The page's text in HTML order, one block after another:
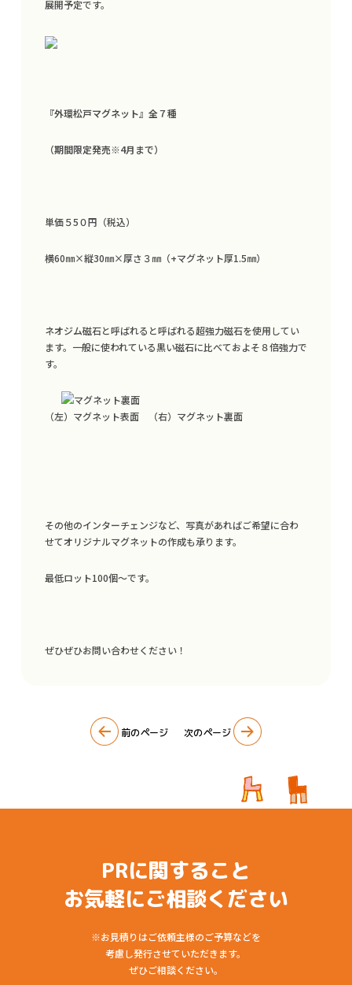
TOP
ブランディング・SDGs PR支援
サイン・看板
著作権について
展開予定です。
『外環松戸マグネット』全７種
（期間限定発売※4月まで）
単価５5０円（税込）
横60㎜×縦30㎜×厚さ３㎜（+マグネット厚1.5㎜）
ネオジム磁石と呼ばれると呼ばれる超強力磁石を使用してい
ます。一般に使われている黒い磁石に比べておよそ８倍強力で
す。
（左）マグネット表面 （右）マグネット裏面
その他のインターチェンジなど、写真があればご希望に合わ
せてオリジナルマグネットの作成も承ります。
最低ロット100個〜です。
ぜひぜひお問い合わせください！
前のページ 次のページ
PRに関すること
お気軽にご相談ください
※お見積りはご依頼主様のご予算などを
考慮し発行させていただきます。
ぜひご相談ください。